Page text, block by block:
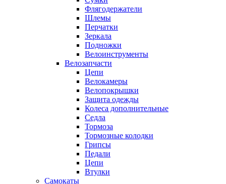
Флягодержатели
Шлемы
Перчатки
Зеркала
Подножки
Велоинструменты
Велозапчасти
Цепи
Велокамеры
Велопокрышки
Защита одежды
Колеса дополнительные
Седла
Тормоза
Тормозные колодки
Грипсы
Педали
Цепи
Втулки
Самокаты